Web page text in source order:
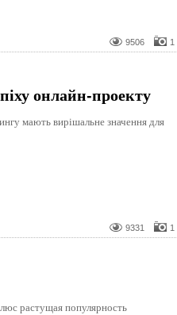
9506 1
онлайн-проекту
мають вирішальне значення для
9331 1
растущая популярность